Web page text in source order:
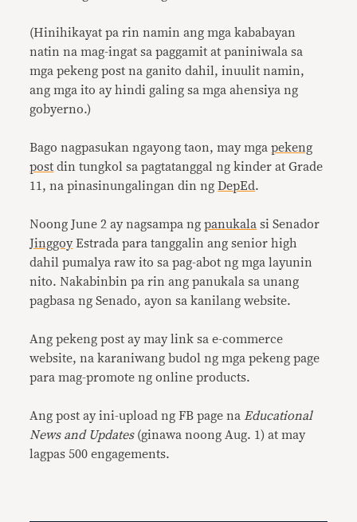
(Hinihikayat pa rin namin ang mga kababayan
natin na mag-ingat sa paggamit at paniniwala sa
mga pekeng post na ganito dahil, inuulit namin,
ang mga ito ay hindi galing sa mga ahensiya ng
gobyerno.)
Bago nagpasukan ngayong taon, may mgapekeng
post din tungkol sa pagtatanggal ng kinder at Grade
11, na pinasinungalingan din ngDepEd.
Noong June 2 ay nagsampa ngpanukala si Senador
Jinggoy Estrada para tanggalin ang senior high
dahil pumalya raw ito sa pag-abot ng mga layunin
nito. Nakabinbin pa rin ang panukala sa unang
pagbasa ng Senado, ayon sa kanilang website.
Ang pekeng post ay may link sa e-commerce
website, na karaniwang budol ng mga pekeng page
para mag-promote ng online products.
Ang post ay ini-upload ng FB page na Educational
News and Updates(ginawa noong Aug. 1) at may
lagpas 500 engagements.